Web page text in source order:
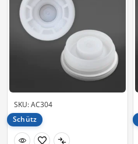
SKU: AC304
Schütz